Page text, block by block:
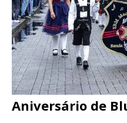
Aniversário de